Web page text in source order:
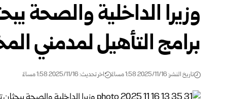
وزيرا الداخلية والصحة
برامج التأهيل لمدمني
تاريخ النشر: 2025/11/16 1:58 مساءً اخر تحديث: 2025/11/16 1:58 مساءً